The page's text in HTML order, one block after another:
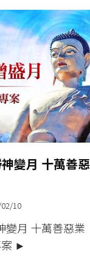
變月 十萬善惡
10
變月 十萬善惡業
►